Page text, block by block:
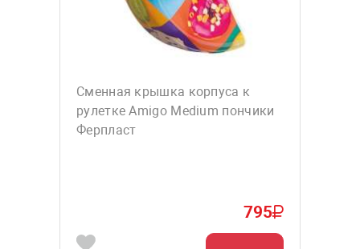
Сменная крышка корпуса к
рулетке Amigo Medium пончики
Ферпласт
795